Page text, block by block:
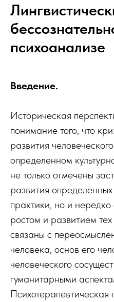
психоанализе
Введение.
Историческая
понимание того, что
развития
определенном
не только отмечены
развития
практики, но и
ростом и развитием
связаны с
человека, основ его
человеческого
гуманитарными
Психотерапевтическая